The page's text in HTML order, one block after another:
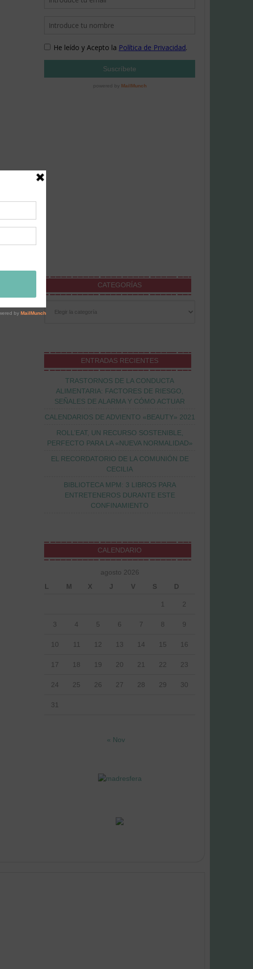
CATEGORÍAS
ENTRADAS RECIENTES
TRASTORNOS DE LA CONDUCTA
ALIMENTARIA: FACTORES DE RIESGO,
SEÑALES DE ALARMA Y CÓMO ACTUAR
CALENDARIOS DE ADVIENTO «BEAUTY» 2021
ROLL’EAT, UN RECURSO SOSTENIBLE,
PERFECTO PARA LA «NUEVA NORMALIDAD»
EL RECORDATORIO DE LA COMUNIÓN DE
CECILIA
BIBLIOTECA MPM: 3 LIBROS PARA
ENTRETENEROS DURANTE ESTE
CONFINAMIENTO
CALENDARIO
agosto 2026
L
M X J V S D
1 2
3 4 5 6 7 8 9
10 11 12 13 14 15 16
17 18 19 20 21 22 23
24 25 26 27 28 29 30
31
« Nov